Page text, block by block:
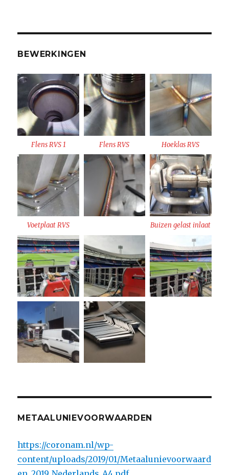
BEWERKINGEN
Flens RVS 1 Flens RVS Hoeklas RVS
Voetplaat RVS Buizen gelast inlaat
METAALUNIEVOORWAARDEN
https://coronam.nl/wp-
content/uploads/2019/01/Metaalunievoorwaard